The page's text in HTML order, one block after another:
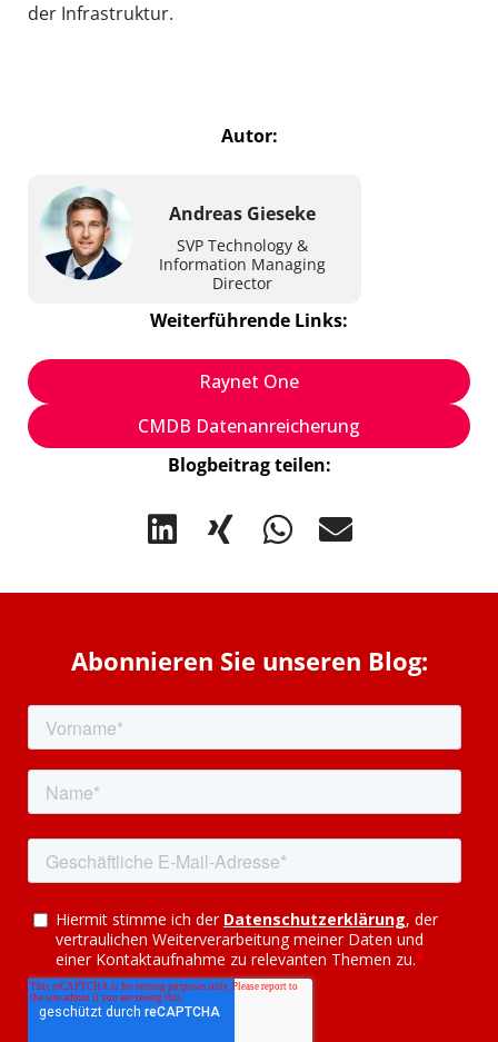
der Infrastruktur.
Autor:
Andreas Gieseke
SVP Technology &
Information Managing
Director
Weiterführende Links:
Raynet One
CMDB Datenanreicherung
Blogbeitrag teilen:
Abonnieren Sie unseren Blog: